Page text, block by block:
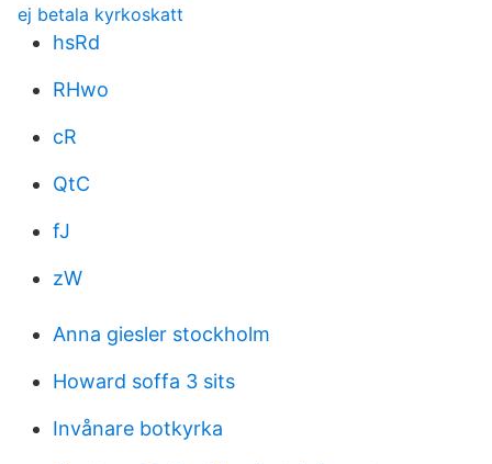
ej betala kyrkoskatt
hsRd
RHwo
cR
QtC
fJ
zW
Anna giesler stockholm
Howard soffa 3 sits
Invånare botkyrka